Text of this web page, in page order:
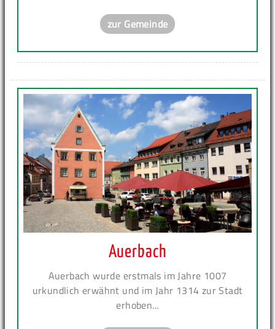
zur Gemeinde
Auerbach
Auerbach wurde erstmals im Jahre 1007
urkundlich erwähnt und im Jahr 1314 zur Stadt
erhoben...